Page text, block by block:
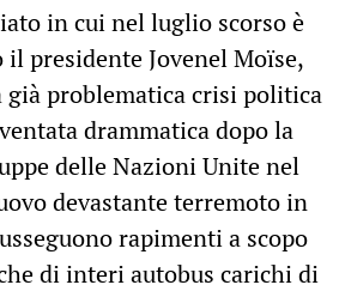
in cui nel luglio scorso è
il presidente Jovenel Moïse,
già problematica crisi politica
drammatica dopo la
delle Nazioni Unite nel
devastante terremoto in
rapimenti a scopo
di interi autobus carichi di